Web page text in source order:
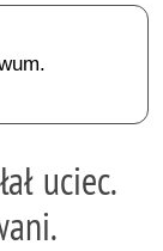
uciec.